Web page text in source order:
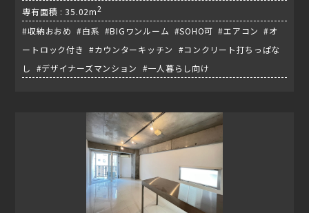
専有面積 : 35.02m2
#収納おおめ #白系 #BIGワンルーム #SOHO可 #エアコン #オ
ートロック付き #カウンターキッチン #コンクリート打ちっぱな
し #デザイナーズマンション #一人暮らし向け